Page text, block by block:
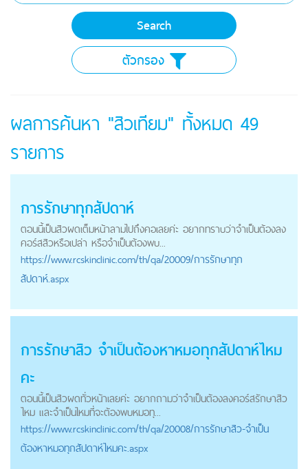
ตัวกรอง
ผลการค้นหา "สิวเทียม" ทั้งหมด 49
รายการ
การรักษาทุกสัปดาห์
ตอนนี้เป็นสิวผดเต็มหน้าลามไปถึงคอเลยค่ะ อยากทราบว่าจำเป็นต้องลง
คอร์สสิวหรือเปล่า หรือจำเป็นต้องพบ...
https://www.rcskinclinic.com/th/qa/20009/การรักษาทุก
สัปดาห์.aspx
การรักษาสิว จำเป็นต้องหาหมอทุกสัปดาห์ไหม
คะ
ตอนนี้เป็นสิวผดทั่วหน้าเลยค่ะ อยากถามว่าจำเป็นต้องลงคอร์สรักษาสิว
ไหม และจำเป็นไหมที่จะต้องพบหมอทุ...
https://www.rcskinclinic.com/th/qa/20008/การรักษาสิว-จำเป็น
ต้องหาหมอทุกสัปดาห์ไหมคะ.aspx